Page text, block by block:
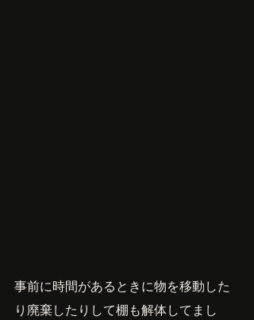
事前に時間があるときに物を移動した
り廃棄したりして棚も解体してまし